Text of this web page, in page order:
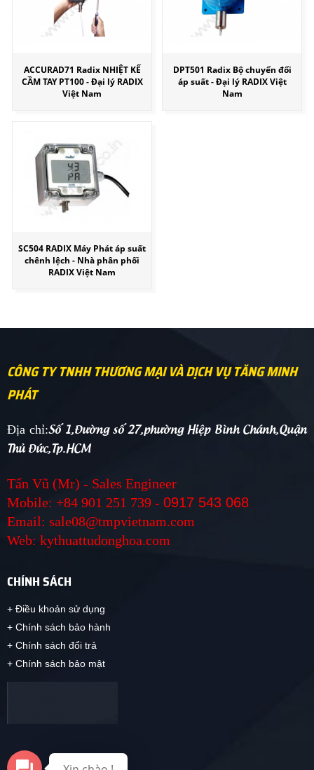
ACCURAD71 Radix NHIỆT KẾ
CẦM TAY PT100 - Đại lý RADIX
Việt Nam
DPT501 Radix Bộ chuyển đổi
áp suất - Đại lý RADIX Việt
Nam
SC504 RADIX Máy Phát áp suất
chênh lệch - Nhà phân phối
RADIX Việt Nam
CÔNG TY TNHH THƯƠNG MẠI VÀ DỊCH VỤ TĂNG MINH
PHÁT
Địa chỉ:Số 1,Đường số 27,phường Hiệp Bình Chánh,Quận
Thủ Đức,Tp.HCM
Tấn Vũ (Mr) - Sales Engineer
Mobile: +84 901 251 739 - 0917 543 068
Email: sale08@tmpvietnam.com
Web: kythuattudonghoa.com
CHÍNH SÁCH
+ Điều khoản sử dụng
+ Chính sách bảo hành
+ Chính sách đổi trả
+ Chính sách bảo mật